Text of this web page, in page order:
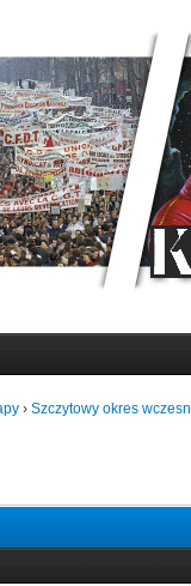
› Szczytowy okres